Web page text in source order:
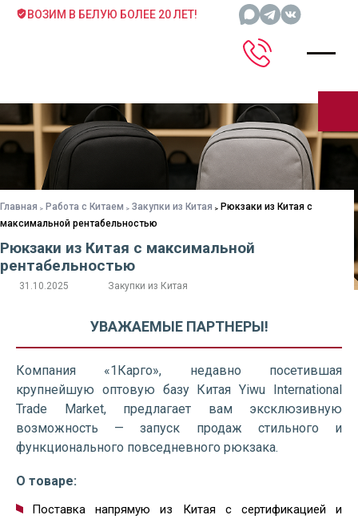
ВОЗИМ В БЕЛУЮ БОЛЕЕ 20 ЛЕТ!
Главная Работа с Китаем Закупки из Китая
Рюкзаки из Китая с
максимальной рентабельностью
Рюкзаки из Китая с максимальной
рентабельностью
31.10.2025 Закупки из Китая
УВАЖАЕМЫЕ ПАРТНЕРЫ!
Компания «1Карго», недавно посетившая
крупнейшую оптовую базу Китая Yiwu International
Trade Market, предлагает вам эксклюзивную
возможность — запуск продаж стильного и
функционального повседневного рюкзака.
О товаре:
Поставка напрямую из Китая с сертификацией и